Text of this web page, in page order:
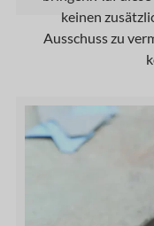
keinen
Ausschuss zu